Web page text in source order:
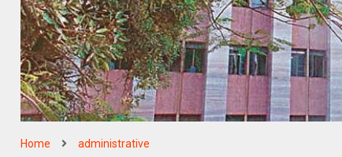
Home administrative